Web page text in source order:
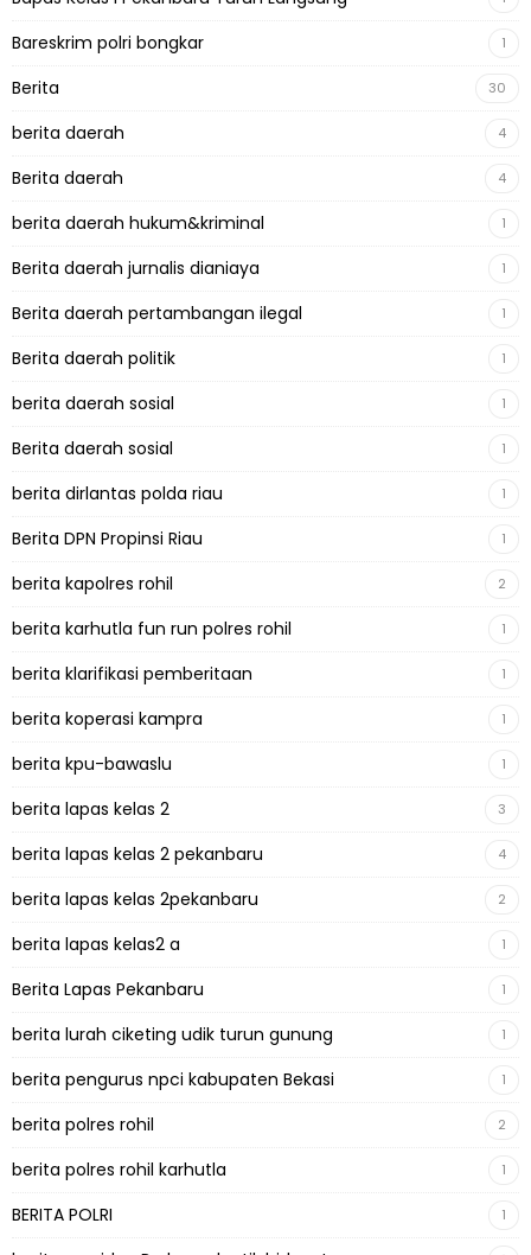
Bareskrim polri bongkar 1
Berita 30
berita daerah 4
Berita daerah 4
berita daerah hukum&kriminal 1
Berita daerah jurnalis dianiaya 1
Berita daerah pertambangan ilegal 1
Berita daerah politik 1
berita daerah sosial 1
Berita daerah sosial 1
berita dirlantas polda riau 1
Berita DPN Propinsi Riau 1
berita kapolres rohil 2
berita karhutla fun run polres rohil 1
berita klarifikasi pemberitaan 1
berita koperasi kampra 1
berita kpu-bawaslu 1
berita lapas kelas 2 3
berita lapas kelas 2 pekanbaru 4
berita lapas kelas 2pekanbaru 2
berita lapas kelas2 a 1
Berita Lapas Pekanbaru 1
berita lurah ciketing udik turun gunung 1
berita pengurus npci kabupaten Bekasi 1
berita polres rohil 2
berita polres rohil karhutla 1
BERITA POLRI 1